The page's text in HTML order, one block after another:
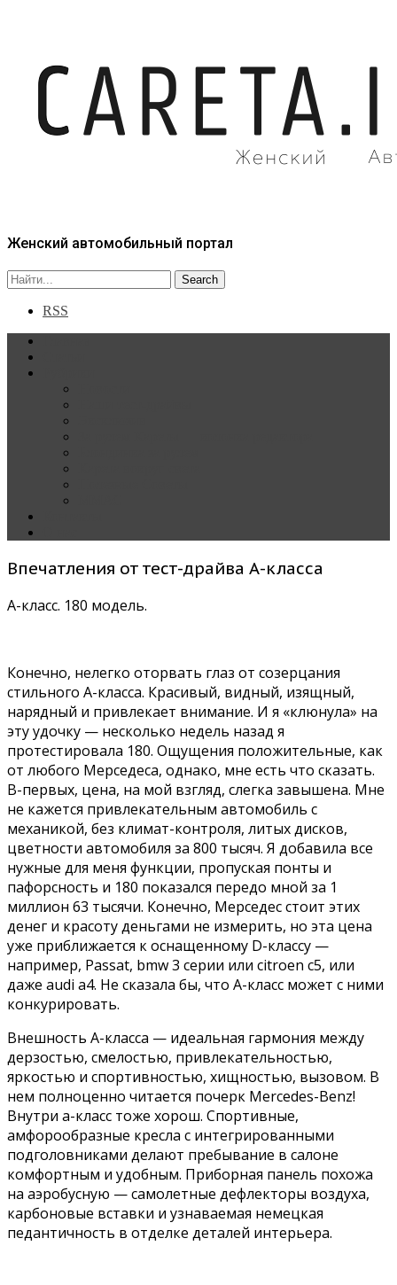
Женский автомобильный портал
RSS
Впечатления от тест-драйва А-класса
А-класс. 180 модель.
Конечно, нелегко оторвать глаз от созерцания
стильного A-класса. Красивый, видный, изящный,
нарядный и привлекает внимание. И я «клюнула» на
эту удочку — несколько недель назад я
протестировала 180. Ощущения положительные, как
от любого Мерседеса, однако, мне есть что сказать.
В-первых, цена, на мой взгляд, слегка завышена. Мне
не кажется привлекательным автомобиль с
механикой, без климат-контроля, литых дисков,
цветности автомобиля за 800 тысяч. Я добавила все
нужные для меня функции, пропуская понты и
пафорсность и 180 показался передо мной за 1
миллион 63 тысячи. Конечно, Мерседес стоит этих
денег и красоту деньгами не измерить, но эта цена
уже приближается к оснащенному D-классу —
например, Passat, bmw 3 серии или citroen c5, или
даже audi a4. Не сказала бы, что А-класс может с ними
конкурировать.
Внешность А-класса — идеальная гармония между
дерзостью, смелостью, привлекательностью,
яркостью и спортивностью, хищностью, вызовом. В
нем полноценно читается почерк Mercedes-Benz!
Внутри а-класс тоже хорош. Спортивные,
амфорообразные кресла с интегрированными
подголовниками делают пребывание в салоне
комфортным и удобным. Приборная панель похожа
на аэробусную — самолетные дефлекторы воздуха,
карбоновые вставки и узнаваемая немецкая
педантичность в отделке деталей интерьера.